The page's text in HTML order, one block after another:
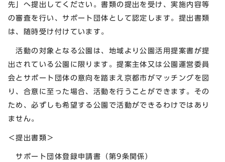
先」へ提出してください。書類の提出を受け、実施内容等
の審査を行い、サポート団体として認定します。提出書類
は、随時受け付けています。
活動の対象となる公園は、地域より公園活用提案書が提
出されている公園に限ります。提案主体又は公園運営委員
会とサポート団体の意向を踏まえ京都市がマッチングを図
り、合意に至った場合、活動を行うことができます。その
ため、必ずしも希望する公園で活動ができるわけではあり
ません。
＜提出書類＞
サポート団体登録申請書（第9条関係）